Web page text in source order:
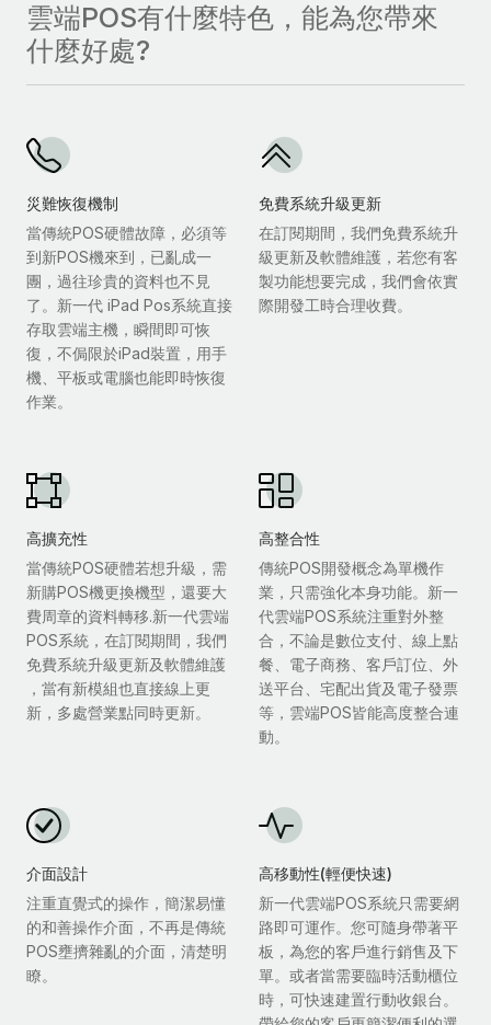
雲端POS有什麼特色，能為您帶來
什麼好處?
災難恢復機制
當傳統POS硬體故障，必須等
到新POS機來到，已亂成一
團，過往珍貴的資料也不見
了。新一代 iPad Pos系統直接
存取雲端主機，瞬間即可恢
復，不侷限於iPad裝置，用手
機、平板或電腦也能即時恢復
作業。
免費系統升級更新
在訂閱期間，我們免費系統升
級更新及軟體維護，若您有客
製功能想要完成，我們會依實
際開發工時合理收費。
高擴充性
當傳統POS硬體若想升級，需
新購POS機更換機型，還要大
費周章的資料轉移.新一代雲端
POS系統，在訂閱期間，我們
免費系統升級更新及軟體維護
，當有新模組也直接線上更
新，多處營業點同時更新。
高整合性
傳統POS開發概念為單機作
業，只需強化本身功能。新一
代雲端POS系統注重對外整
合，不論是數位支付、線上點
餐、電子商務、客戶訂位、外
送平台、宅配出貨及電子發票
等，雲端POS皆能高度整合連
動。
介面設計
注重直覺式的操作，簡潔易懂
的和善操作介面，不再是傳統
POS壅擠雜亂的介面，清楚明
瞭。
高移動性(輕便快速)
新一代雲端POS系統只需要網
路即可運作。您可隨身帶著平
板，為您的客戶進行銷售及下
單。或者當需要臨時活動櫃位
時，可快速建置行動收銀台。